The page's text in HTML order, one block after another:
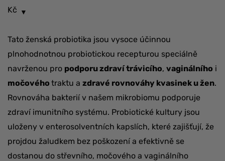
Kč
Tato ženská probiotika jsou vysoce účinnou
plnohodnotnou probiotickou recepturou speciálně
navrženou pro podporu zdraví trávicího, vaginálního i
močového traktu a zdravé rovnováhy kvasinek u žen.
Rovnováha bakterií v našem mikrobiomu podporuje
zdraví imunitního systému. Probiotické kultury jsou
uloženy v enterosolventních kapslích, které zajišťují, že
projdou žaludkem bez poškození a efektivně se
dostanou do střevního, močového a vaginálního